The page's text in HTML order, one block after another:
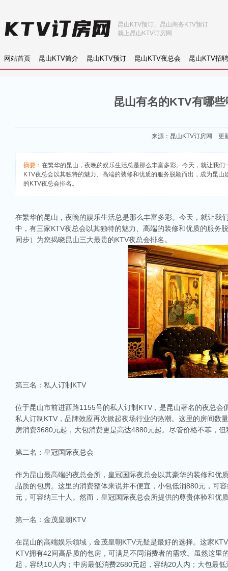
网站首页 昆山KTV简介 昆山KTV预订 昆山KTV夜总会 昆山KTV招聘
昆山KTV预订、昆山商务KTV预订
就上昆山KTV订房网
相关推荐
昆山ktv夜场哪里好玩-昆山八大便宜好玩的商务ktv会所排名
昆山有名的KTV有哪
来源： 昆山KTV订房网 更
摘要： 在繁华的昆山，夜晚的娱乐生活总是那么丰富多彩。今天，就让我
KTV夜总会以其独特的魅力、高端的装修和优质的服务脱颖而出，成为昆
的KTV夜总会排名。
在繁华的昆山，夜晚的娱乐生活总是那么丰富多彩。今天，就让
中，有三家KTV夜总会以其独特的魅力、高端的装修和优质的服务
同步）为您揭晓昆山三大最贵的KTV夜总会排名。
第三名：私人订制KTV
位于昆山市前进西路1155号的私人订制KTV，是昆山著名的夜总
私人订制KTV，品牌效应再次掀起夜场行业的热潮。这里的房间数
房消费3680元起，大包消费更是高达4880元起。尽管价格不菲，
第二名：皇冠国际夜总会
作为昆山最高端的夜总会所，皇冠国际夜总会以其豪华的装修和
品质的包房。这里的消费整体来说并不便宜，小包低消880元，可
元，可容纳三十人。然而，皇冠国际夜总会所提供的尊贵体验和优
第一名：金茂皇朝KTV
在昆山的高端娱乐领域，金茂皇朝KTV无疑是最好的选择。这家
KTV拥有42间高品质的包房，可满足不同消费者的需求。虽然这
起，容纳10人内；中房最低消费2680元起，容纳20人内；大包最